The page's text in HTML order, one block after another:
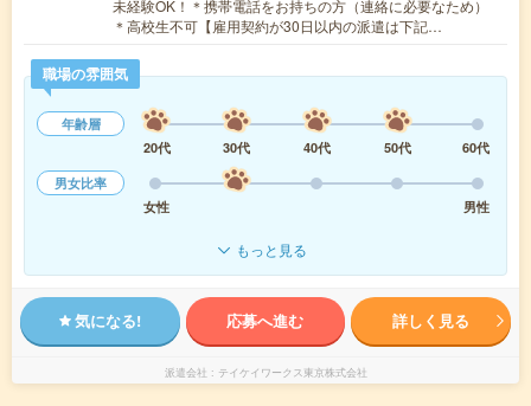
未経験OK！＊携帯電話をお持ちの方（連絡に必要なため）
＊高校生不可【雇用契約が30日以内の派遣は下記…
職場の雰囲気
年齢層
20代
30代 40代 50代
60代
男女比率
女性
男性
もっと見る
気になる! 応募へ進む 詳しく見る
派遣会社 テイケイワークス東京株式会社